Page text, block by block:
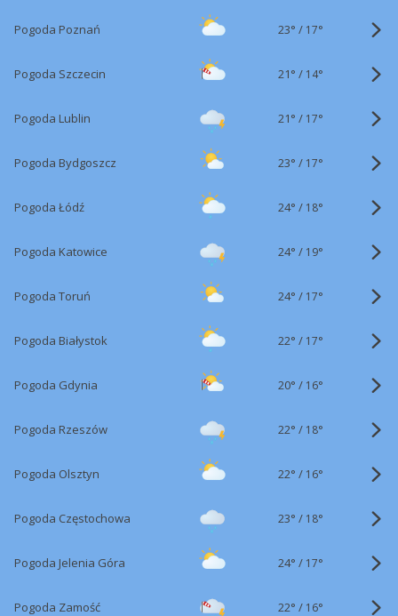
Pogoda Poznań 23° / 17°
Pogoda Szczecin 21° / 14°
Pogoda Lublin 21° / 17°
Pogoda Bydgoszcz 23° / 17°
Pogoda Łódź 24° / 18°
Pogoda Katowice 24° / 19°
Pogoda Toruń 24° / 17°
Pogoda Białystok 22° / 17°
Pogoda Gdynia 20° / 16°
Pogoda Rzeszów 22° / 18°
Pogoda Olsztyn 22° / 16°
Pogoda Częstochowa 23° / 18°
Pogoda Jelenia Góra 24° / 17°
Pogoda Zamość 22° / 16°